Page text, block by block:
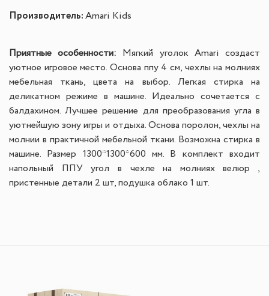
Производитель: Amari Kids
Приятные особенности:
Мягкий уголок Amari создаст
уютное игровое место. Основа ппу 4 см, чехлы на молниях
мебельная ткань, цвета на выбор. Легкая стирка на
деликатном режиме в машине. Идеально сочетается с
балдахином.Лучшее решение для преобразования угла в
уютнейшую зону игры и отдыха. Основа поролон, чехлы на
молнии в практичной мебельной ткани. Возможна стирка в
машине. Размер 1300*1300*600 мм.
В комплект входит
напольный ППУ угол в чехле на молниях велюр ,
пристенные детали 2 шт, подушка облако 1 шт.